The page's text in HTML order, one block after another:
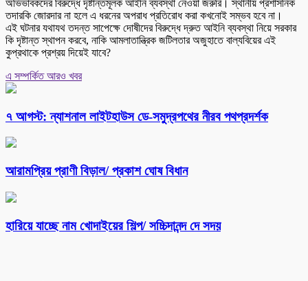
অভিভাবকদের বিরুদ্ধে দৃষ্টান্তমূলক আইনি ব্যবস্থা নেওয়া জরুরি। স্থানীয় প্রশাসনিক
তদারকি জোরদার না হলে এ ধরনের অপরাধ প্রতিরোধ করা কখনোই সম্ভব হবে না।
এই ঘটনার যথাযথ তদন্ত সাপেক্ষে দোষীদের বিরুদ্ধে দ্রুত আইনি ব্যবস্থা নিয়ে সরকার
কি দৃষ্টান্ত স্থাপন করবে, নাকি আমলাতান্ত্রিক জটিলতার অজুহাতে বাল্যবিয়ের এই
কুপ্রথাকে প্রশ্রয় দিয়েই যাবে?
এ সম্পর্কিত আরও খবর
৭ আগস্ট: ন্যাশনাল লাইটহাউস ডে-সমুদ্রপথের নীরব পথপ্রদর্শক
আরামপ্রিয় প্রাণী বিড়াল/ প্রকাশ ঘোষ বিধান
হারিয়ে যাচ্ছে নাম খোদাইয়ের শিল্প/ সচ্চিদানন্দ দে সদয়